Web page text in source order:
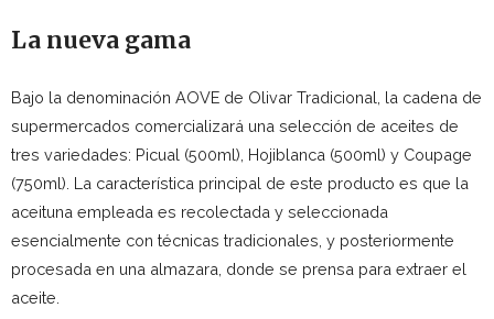
La nueva gama
Bajo la denominación AOVE de Olivar Tradicional, la cadena de
supermercados comercializará una selección de aceites de
tres variedades: Picual (500ml), Hojiblanca (500ml) y Coupage
(750ml). La característica principal de este producto es que la
aceituna empleada es recolectada y seleccionada
esencialmente con técnicas tradicionales, y posteriormente
procesada en una almazara, donde se prensa para extraer el
aceite.